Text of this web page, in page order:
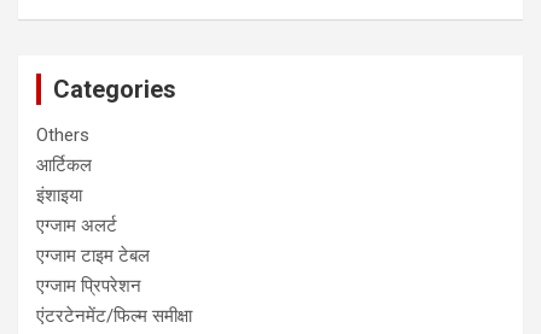
Categories
Others
आर्टिकल
इंशाइया
एग्जाम अलर्ट
एग्जाम टाइम टेबल
एग्जाम प्रिपरेशन
एंटरटेनमेंट/फिल्म समीक्षा